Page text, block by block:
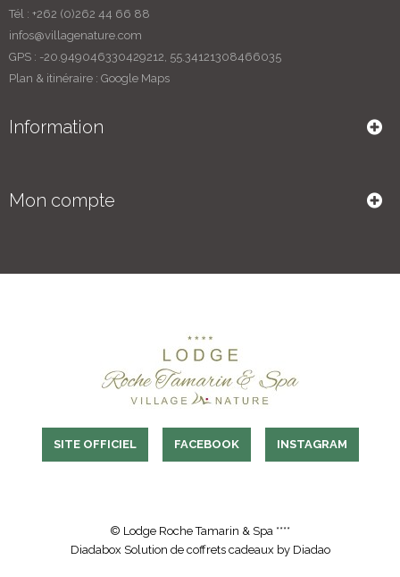
Tél : +262 (0)262 44 66 88
infos@villagenature.com
GPS : -20.949046330429212, 55.34121308466035
Plan & itinéraire : Google Maps
Information
Mon compte
SITE OFFICIEL FACEBOOK INSTAGRAM
© Lodge Roche Tamarin & Spa ****
Diadabox Solution de coffrets cadeaux by Diadao